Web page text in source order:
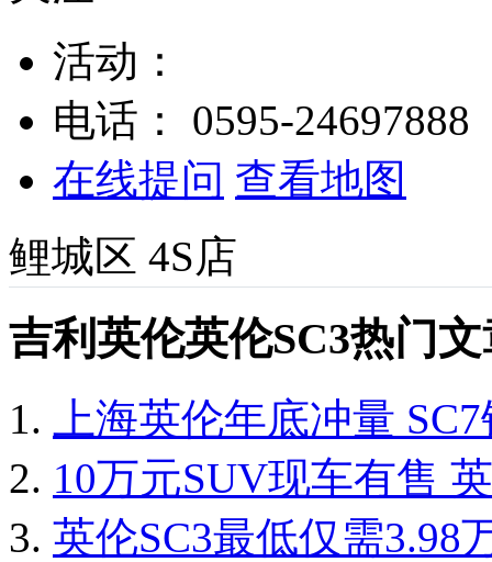
活动：
电话：
0595-24697888
在线提问 查看地图
鲤城区 4S店
吉利英伦英伦SC3热门
上海英伦年底冲量
10万元SUV现车有售
英伦SC3最低仅需3.98